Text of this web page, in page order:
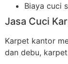
Biaya cuci
Jasa Cuci
Karpet kantor
dan debu,